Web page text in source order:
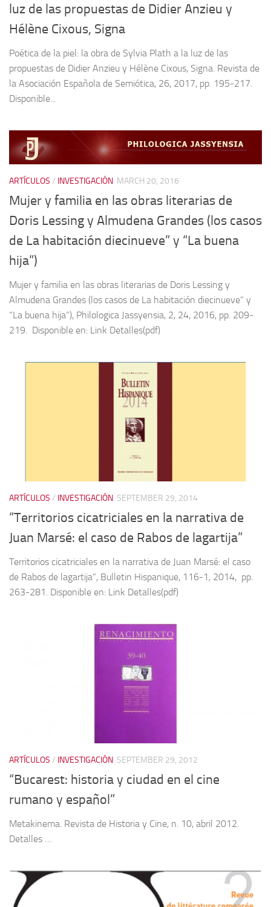
luz de las propuestas de Didier Anzieu y
Hélène Cixous, Signa
Poética de la piel: la obra de Sylvia Plath a la luz de las
propuestas de Didier Anzieu y Hélène Cixous, Signa. Revista de
la Asociación Española de Semiótica, 26, 2017, pp. 195-217.
Disponible...
ARTÍCULOS / INVESTIGACIÓN MARCH 20, 2016
Mujer y familia en las obras literarias de
Doris Lessing y Almudena Grandes (los casos
de La habitación diecinueve” y “La buena
hija”)
Mujer y familia en las obras literarias de Doris Lessing y
Almudena Grandes (los casos de La habitación diecinueve” y
“La buena hija”), Philologica Jassyensia, 2, 24, 2016, pp. 209-
219. Disponible en: Link Detalles(pdf)
ARTÍCULOS / INVESTIGACIÓN SEPTEMBER 29, 2014
“Territorios cicatriciales en la narrativa de
Juan Marsé: el caso de Rabos de lagartija”
Territorios cicatriciales en la narrativa de Juan Marsé: el caso
de Rabos de lagartija”, Bulletin Hispanique, 116-1, 2014, pp.
263-281. Disponible en: Link Detalles(pdf)
ARTÍCULOS / INVESTIGACIÓN SEPTEMBER 29, 2012
“Bucarest: historia y ciudad en el cine
rumano y español”
Metakinema. Revista de Historia y Cine, n. 10, abril 2012.
Detalles …